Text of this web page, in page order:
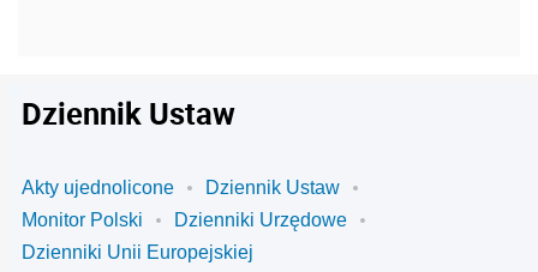
Dziennik Ustaw
Akty ujednolicone
Dziennik Ustaw
Monitor Polski
Dzienniki Urzędowe
Dzienniki Unii Europejskiej